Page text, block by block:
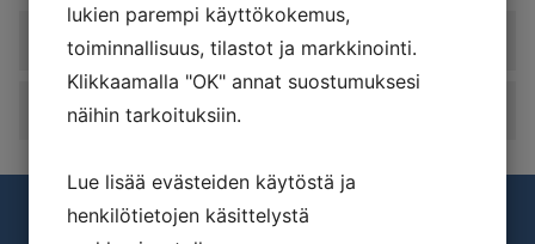
Dp720
Ominaisuudet
lukien parempi käyttökokemus,
toiminnallisuus, tilastot ja markkinointi.
Klikkaamalla "OK" annat suostumuksesi
näihin tarkoituksiin.
Lue lisää evästeiden käytöstä ja
henkilötietojen käsittelystä